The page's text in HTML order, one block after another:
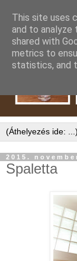
2015.
Spaletta
This site uses
and to analyze
shared with
metrics to
statistics, and